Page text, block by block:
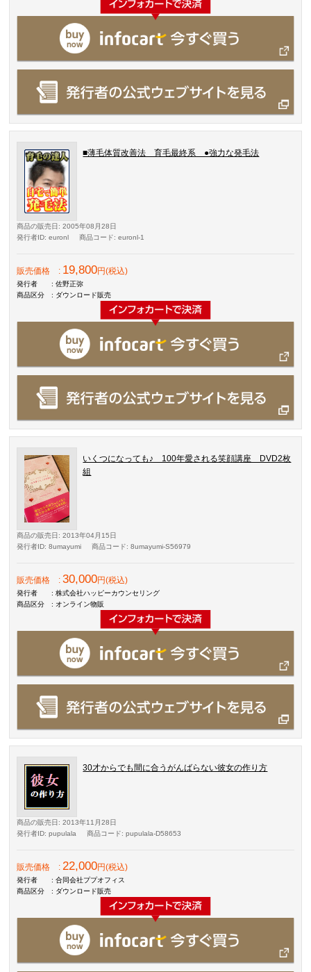
■薄毛体質改善法 育毛最終系 ●強力な発毛法
商品の販売日 : 2005年08月28日
発行者ID: euronl 商品コード: euronl-1
販売価格 : 19,800円(税込)
発行者
: 佐野正弥
商品区分
: ダウンロード販売
いくつになっても♪ 100年愛される笑顔講座 DVD2枚
組
商品の販売日 : 2013年04月15日
発行者ID: 8umayumi 商品コード: 8umayumi-S56979
販売価格 :30,000円(税込)
発行者
: 株式会社ハッピーカウンセリング
商品区分
: オンライン物販
30才からでも間に合うがんばらない彼女の作り方
商品の販売日 : 2013年11月28日
発行者ID: pupulala 商品コード: pupulala-D58653
販売価格 :22,000円(税込)
発行者
: 合同会社ププオフィス
商品区分
: ダウンロード販売